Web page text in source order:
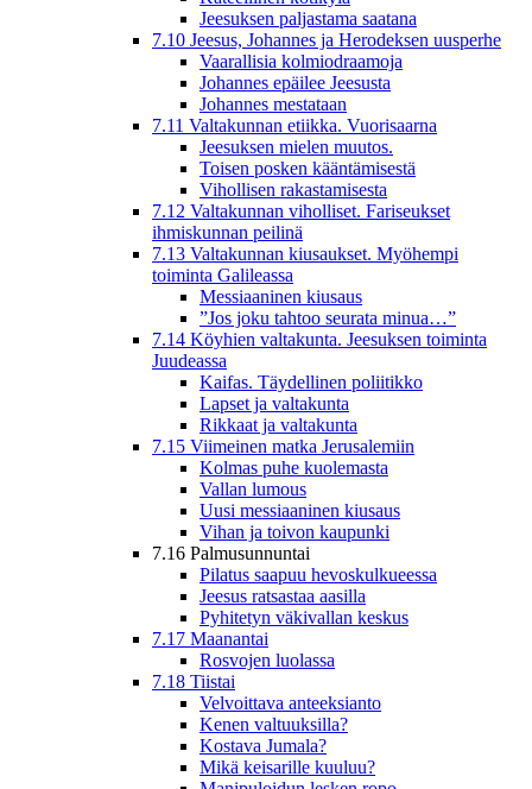
Jeesuksen paljastama saatana
7.10 Jeesus, Johannes ja Herodeksen uusperhe
Vaarallisia kolmiodraamoja
Johannes epäilee Jeesusta
Johannes mestataan
7.11 Valtakunnan etiikka. Vuorisaarna
Jeesuksen mielen muutos.
Toisen posken kääntämisestä
Vihollisen rakastamisesta
7.12 Valtakunnan viholliset. Fariseukset
ihmiskunnan peilinä
7.13 Valtakunnan kiusaukset. Myöhempi
toiminta Galileassa
Messiaaninen kiusaus
”Jos joku tahtoo seurata minua…”
7.14 Köyhien valtakunta. Jeesuksen toiminta
Juudeassa
Kaifas. Täydellinen poliitikko
Lapset ja valtakunta
Rikkaat ja valtakunta
7.15 Viimeinen matka Jerusalemiin
Kolmas puhe kuolemasta
Vallan lumous
Uusi messiaaninen kiusaus
Vihan ja toivon kaupunki
7.16 Palmusunnuntai
Pilatus saapuu hevoskulkueessa
Jeesus ratsastaa aasilla
Pyhitetyn väkivallan keskus
7.17 Maanantai
Rosvojen luolassa
7.18 Tiistai
Velvoittava anteeksianto
Kenen valtuuksilla?
Kostava Jumala?
Mikä keisarille kuuluu?